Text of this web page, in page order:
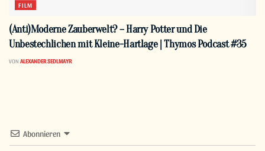
FILM
(Anti)Moderne Zauberwelt? – Harry Potter und Die
Unbestechlichen mit Kleine-Hartlage | Thymos Podcast #35
VON ALEXANDER SEDLMAYR
Abonnieren